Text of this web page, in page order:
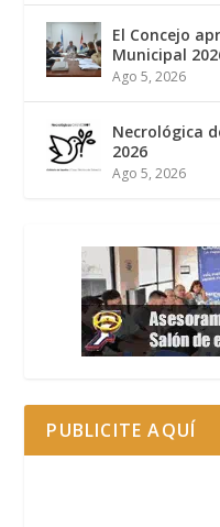
El Concejo
Municipal
Ago 5, 2026
Necrológica
2026
Ago 5, 2026
PUBLICITE AQUÍ